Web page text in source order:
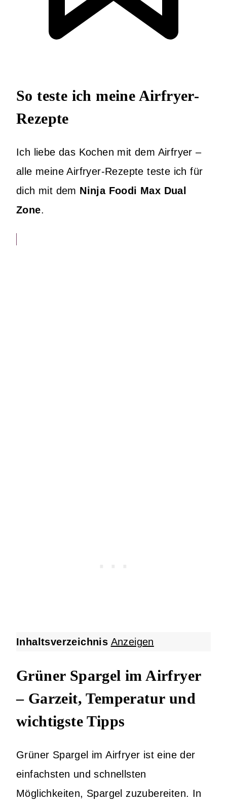
So teste ich meine Airfryer-
Rezepte
Ich liebe das Kochen mit dem Airfryer –
alle meine Airfryer-Rezepte teste ich für
dich mit dem Ninja Foodi Max Dual
Zone.
Inhaltsverzeichnis Anzeigen
Grüner Spargel im Airfryer
– Garzeit, Temperatur und
wichtigste Tipps
Grüner Spargel im Airfryer ist eine der
einfachsten und schnellsten
Möglichkeiten, Spargel zuzubereiten. In